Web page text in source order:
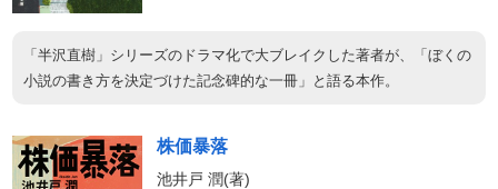
「半沢直樹」シリーズのドラマ化で大ブレイクした著者が、「ぼくの
小説の書き方を決定づけた記念碑的な一冊」と語る本作。
株価暴落
池井戸 潤(著)